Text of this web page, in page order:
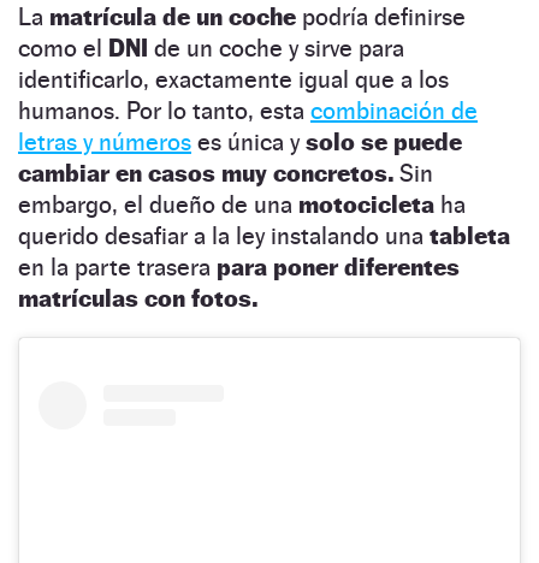
La matrícula de un coche podría definirse
como el DNI de un coche y sirve para
identificarlo, exactamente igual que a los
humanos. Por lo tanto, esta combinación de
letras y números es única ysolo se puede
cambiar en casos muy concretos. Sin
embargo, el dueño de una motocicleta ha
querido desafiar a la ley instalando una tableta
en la parte trasera para poner diferentes
matrículas con fotos.